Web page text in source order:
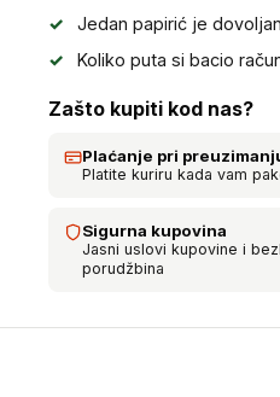
Jedan papirić je
Koliko puta si bacio
Zašto kupiti kod nas?
Plaćanje pri
Platite kuriru kada vam
Sigurna kupovina
Jasni uslovi kupovine i
porudžbina